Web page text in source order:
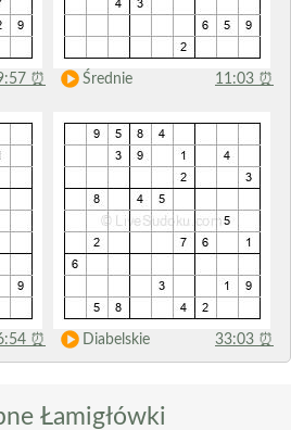
⏰ Średnie 11:03 ⏰
⏰ Diabelskie 33:03 ⏰
Łamigłówki